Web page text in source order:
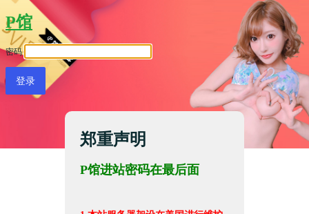
P馆
密码
郑重声明
P馆进站密码在最后面